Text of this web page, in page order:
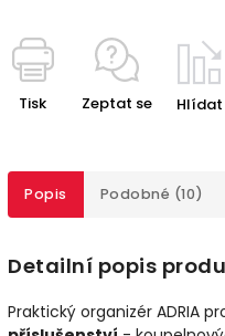
Tisk Zeptat se Hlídat
Popis Podobné (10)
Detailní popis
Praktický organizér ADRIA